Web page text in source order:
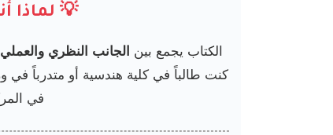
💡 لماذا
الكتاب يجمع بين الجانب النظري والعملي
كنت طالباً في كلية هندسية أو متدرباً في
في